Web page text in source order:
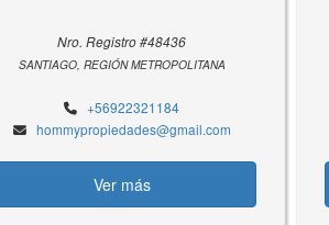
Nro. Registro #48436
SANTIAGO, REGIÓN METROPOLITANA
+56922321184
hommypropiedades@gmail.com
Ver más